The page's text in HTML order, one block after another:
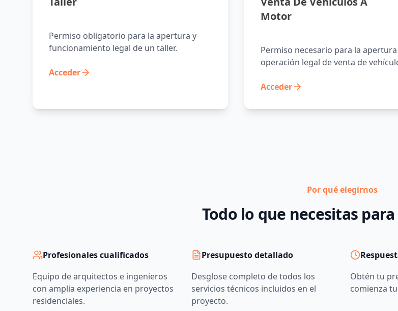
Permiso obligatorio para la apertura y
funcionamiento legal de un taller.
Acceder
Motor
Permiso necesario para la
operación legal de venta de
Acceder
Por qué elegirnos
Todo lo que necesitas
Profesionales cualificados
Equipo de arquitectos e ingenieros
con amplia experiencia en proyectos
residenciales.
Presupuesto detallado
Desglose completo de todos los
servicios técnicos incluidos en el
proyecto.
Obtén tu
comienza